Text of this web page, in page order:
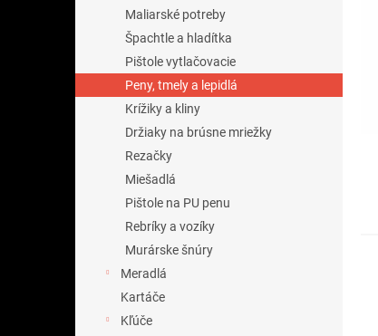
Maliarské potreby
Špachtle a hladítka
Pištole vytlačovacie
Peny, tmely a lepidlá
Krížiky a kliny
Držiaky na brúsne mriežky
Rezačky
Miešadlá
Pištole na PU penu
Rebríky a vozíky
Murárske šnúry
Meradlá
Kartáče
Kľúče